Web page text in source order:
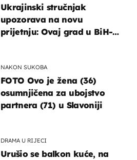
Ukrajinski stručnjak
upozorava na novu
prijetnju: Ovaj grad u BiH-u
NAKON SUKOBA
FOTO Ovo je žena (36)
osumnjičena za ubojstvo
partnera (71) u Slavoniji
DRAMA U RIJECI
Urušio se balkon kuće, na